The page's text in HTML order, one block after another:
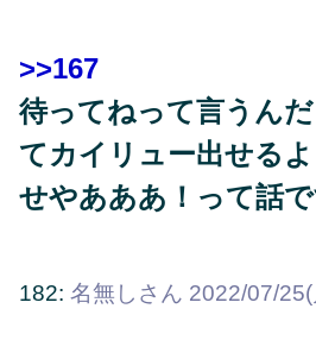
>>167
待ってねって言うん
てカイリュー出せる
せやあああ！って話で
182: 名無しさん 2022/07/